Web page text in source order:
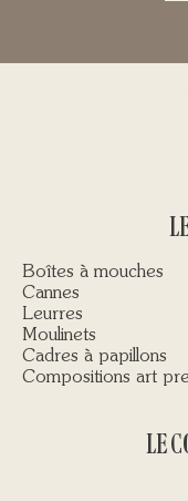
Boîtes à mouches
Cannes
Leurres
Moulinets
Cadres à papillons
Compositions art
LE